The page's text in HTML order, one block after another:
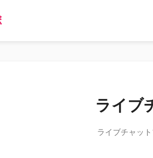
ライブ
ライブチャッ